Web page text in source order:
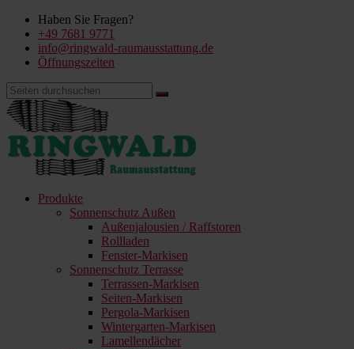
Haben Sie Fragen?
+49 7681 9771
info@ringwald-raumausstattung.de
Öffnungszeiten
Produkte
Sonnenschutz Außen
Außenjalousien / Raffstoren
Rollladen
Fenster-Markisen
Sonnenschutz Terrasse
Terrassen-Markisen
Seiten-Markisen
Pergola-Markisen
Wintergarten-Markisen
Lamellendächer